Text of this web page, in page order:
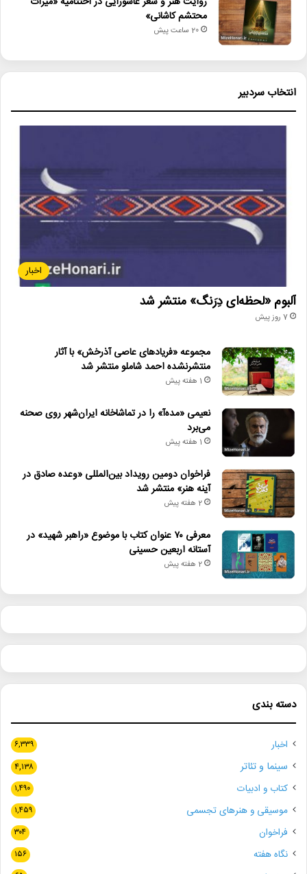
محتشم کاشانی»
20 ساعت پیش
انتخاب سردبیر
اخبار
آلبوم «لحظه‌ای دِرَنگ» منتشر شد
7 روز پیش
مجموعه «فریادهای عاصی آذرخش» با آثار
منتشرنشده احمد شاملو منتشر شد
1 هفته پیش
نعیمی «مده‌آ» را در تماشاخانه ایران‌شهر روی صحنه
می‌برد
1 هفته پیش
فراخوان دومین رویداد بین‌المللی «وعده صادق در
آینه هنر» منتشر شد
2 هفته پیش
معرفی ۷۰ عنوان کتاب با موضوع «راهبر شهید» در
آستانه اربعین حسینی
2 هفته پیش
دسته بندی
اخبار ۶,۳۳۹
سینما و تئاتر ۴,۱۳۸
کتاب و ادبیات ۱,۴۹۰
موسیقی و هنرهای تجسمی ۱,۴۵۹
فراخوان ۳۰۴
نگاه هفته ۱۵۶